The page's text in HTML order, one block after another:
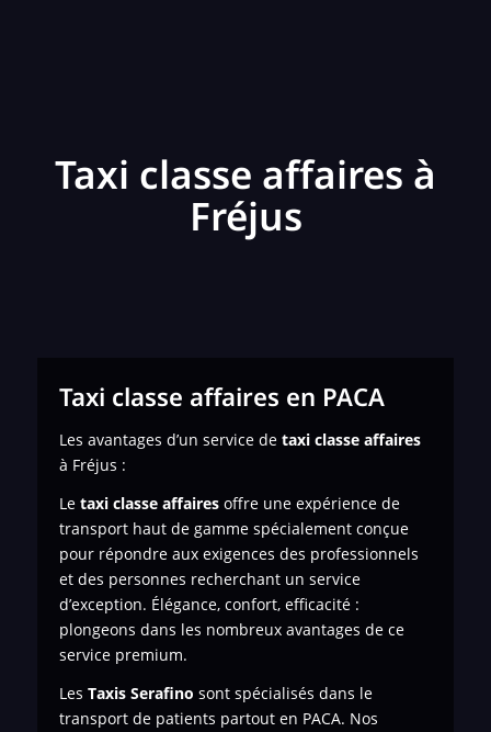
Taxi classe affaires à
Fréjus
Taxi classe affaires en PACA
Les avantages d’un service de taxi classe affaires
à Fréjus :
Le taxi classe affaires offre une expérience de
transport haut de gamme spécialement conçue
pour répondre aux exigences des professionnels
et des personnes recherchant un service
d’exception. Élégance, confort, efficacité :
plongeons dans les nombreux avantages de ce
service premium.
Les Taxis Serafino sont spécialisés dans le
transport de patients partout en PACA. Nos